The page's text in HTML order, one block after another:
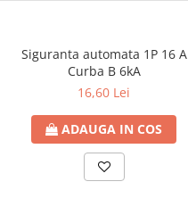
Siguranta automata 1P 16 A
Curba B 6kA
16,60 Lei
ADAUGA IN COS